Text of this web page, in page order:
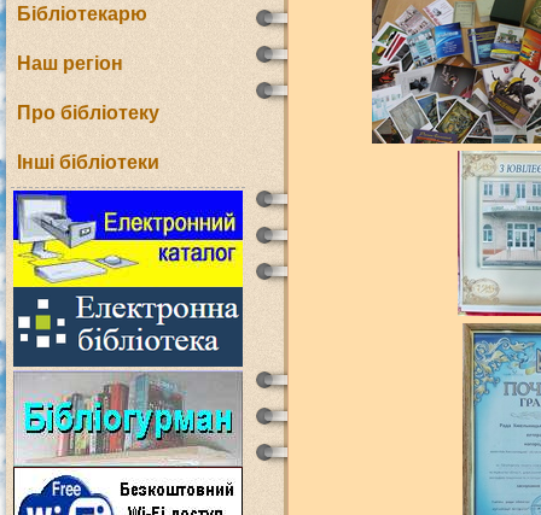
Бібліотекарю
Наш регіон
Про бібліотеку
Інші бібліотеки